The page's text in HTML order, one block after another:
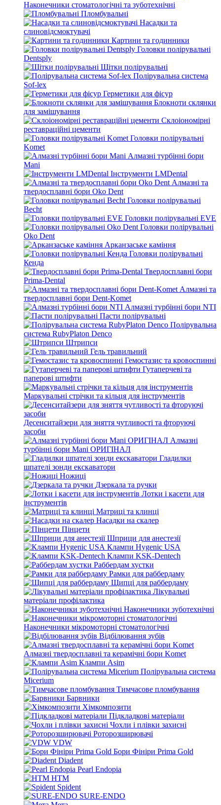
Наконечники стоматологічні та зуботехнічні
Пломбувальні
Насадки та
слиновідсмоктувачі
Картини та годинники
Головки полірувальні
Dentsply
Щітки полірувальні
Полірувальна система
Sof-lex
Герметики для фісур
Блокноти склянки
для замішування
Склоіономірні
реставраційні цементи
Головки полірувальні
Komet
Алмазні турбінні бори
Mani
Інструменти LMDental
Алмазні та
твердосплавні бори Oko Dent
Головки полірувальні
Becht
Головки полірувальні EVE
Головки полірувальні
Oko Dent
Арканзаське каміння
Головки полірувальні
Кенда
Твердосплавні бори
Prima-Dental
Алмазні та
твердосплавні бори Dent-Komet
Алмазні турбінні бори NTI
Пасти полірувальні
Полірувальна
система RubyPlaton Denco
Штрипси
Гель травильний
Гемостазис та кровоспинні
Гутаперчеві та
паперові штифти
Маркувальні стрічки та кільця для інструментів
Десенситайзери для зняття чутливості та фторуючі
засоби
Алмазні
турбінні бори Mani ОРИГІНАЛ
Гладилки
шпателі зонди екскаватори
Ножиці
Дзеркала та ручки
Лотки і касети для
інструментів
Матриці та клинці
Насадки на скалер
Пінцети
Шприци для анестезії
Клампи Hygenic USA
Клампи KSK-Dentech
Раббердам хустки
Рамки для раббердаму
Щипці для раббердаму
Лікувальні
матеріали профілактика
Наконечники зуботехнічні
Наконечники мікромоторні стоматологічні
Відбілювання зубів
Алмазні твердосплавні та керамічні бори Komet
Клампи Asim
Полірувальна система
Micerium
Тимчасове пломбування
Барвники
Хімкомпозити
Підкладкові матеріали
Чохли і плівки захисні
Роторозширювачі
VDW
Бори Фініри Prima Gold
Diadent
Pearl Endopia
HTM
Spident
SURE-ENDO